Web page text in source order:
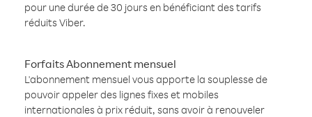
pour une durée de 30 jours en bénéficiant des tarifs
réduits Viber.
Forfaits Abonnement mensuel
L'abonnement mensuel vous apporte la souplesse de
pouvoir appeler des lignes fixes et mobiles
internationales à prix réduit, sans avoir à renouveler